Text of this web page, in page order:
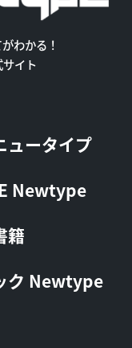
わかる！
サイト
ュータイプ
Newtype
籍
ク Newtype